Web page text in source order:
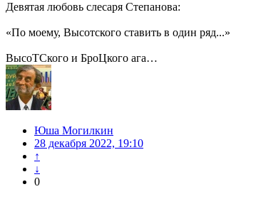
Девятая любовь слесаря Степанова:
«По моему, Высотского ставить в один ряд...»
ВысоТСкого и БроЦкого ага…
Юша Могилкин
28 декабря 2022, 19:10
↑
↓
0